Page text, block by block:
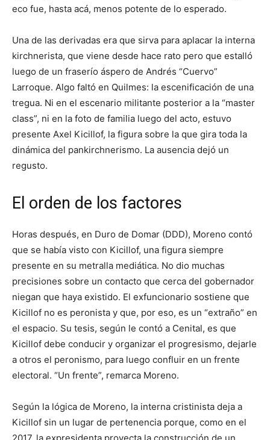
eco fue, hasta acá, menos potente de lo esperado.
Una de las derivadas era que sirva para aplacar la interna
kirchnerista, que viene desde hace rato pero que estalló
luego de un fraserío áspero de Andrés “Cuervo”
Larroque. Algo faltó en Quilmes: la escenificación de una
tregua. Ni en el escenario militante posterior a la “master
class”, ni en la foto de familia luego del acto, estuvo
presente Axel Kicillof, la figura sobre la que gira toda la
dinámica del pankirchnerismo. La ausencia dejó un
regusto.
El orden de los factores
Horas después, en Duro de Domar (DDD), Moreno contó
que se había visto con Kicillof, una figura siempre
presente en su metralla mediática. No dio muchas
precisiones sobre un contacto que cerca del gobernador
niegan que haya existido. El exfuncionario sostiene que
Kicillof no es peronista y que, por eso, es un “extraño” en
el espacio. Su tesis, según le contó a Cenital, es que
Kicillof debe conducir y organizar el progresismo, dejarle
a otros el peronismo, para luego confluir en un frente
electoral. “Un frente”, remarca Moreno.
Según la lógica de Moreno, la interna cristinista deja a
Kicillof sin un lugar de pertenencia porque, como en el